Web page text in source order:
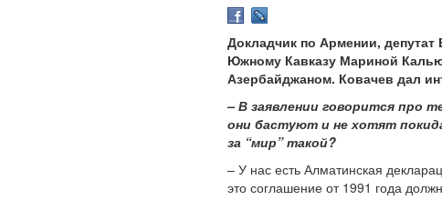
Докладчик по Армении,
Южному Кавказу Мариной
Азербайджаном. Ковачев дал
– В заявлении говорится про
они бастуют и не хотят
за “мир” такой?
– У нас есть Алматинская
это соглашение от 1991 года